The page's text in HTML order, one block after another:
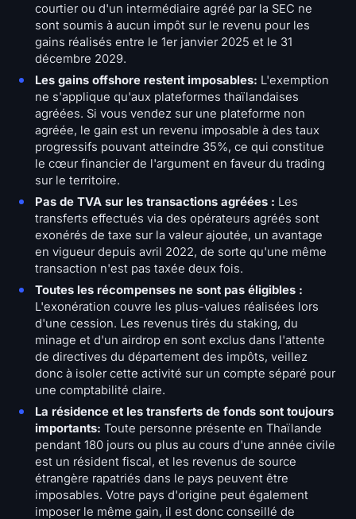
courtier ou d'un intermédiaire agréé par la SEC ne
sont soumis à aucun impôt sur le revenu pour les
gains réalisés entre le 1er janvier 2025 et le 31
décembre 2029.
Les gains offshore restent imposables: L'exemption
ne s'applique qu'aux plateformes thaïlandaises
agréées. Si vous vendez sur une plateforme non
agréée, le gain est un revenu imposable à des taux
progressifs pouvant atteindre 35%, ce qui constitue
le cœur financier de l'argument en faveur du trading
sur le territoire.
Pas de TVA sur les transactions agréées : Les
transferts effectués via des opérateurs agréés sont
exonérés de taxe sur la valeur ajoutée, un avantage
en vigueur depuis avril 2022, de sorte qu'une même
transaction n'est pas taxée deux fois.
Toutes les récompenses ne sont pas éligibles :
L'exonération couvre les plus-values réalisées lors
d'une cession. Les revenus tirés du staking, du
minage et d'un airdrop en sont exclus dans l'attente
de directives du département des impôts, veillez
donc à isoler cette activité sur un compte séparé pour
une comptabilité claire.
La résidence et les transferts de fonds sont toujours
importants: Toute personne présente en Thaïlande
pendant 180 jours ou plus au cours d'une année civile
est un résident fiscal, et les revenus de source
étrangère rapatriés dans le pays peuvent être
imposables. Votre pays d'origine peut également
imposer le même gain, il est donc conseillé de